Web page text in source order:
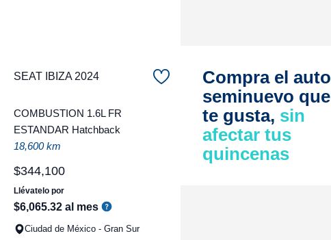
SEAT IBIZA 2024
COMBUSTION 1.6L FR
ESTANDAR Hatchback
18,600 km
$344,100
Llévatelo por
$6,065.32 al mes
Ciudad de México - Gran Sur
Compra el auto
seminuevo que
te gusta, sin
afectar tus
quincenas